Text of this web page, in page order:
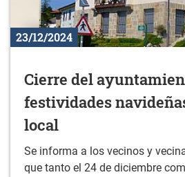
23/12/2024
Cierre del
festividades
local
Se informa a los vecinos y
que tanto el 24 de diciembre